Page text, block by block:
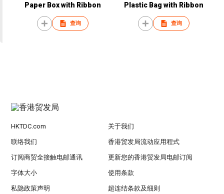
Paper Box with Ribbon
查询
Plastic Bag with Ribbon
查询
HKTDC.com 关于我们
联络我们 香港贸发局流动应用程式
订阅商贸全接触电邮通讯 更新您的香港贸发局电邮订阅
字体大小 使用条款
私隐政策声明 超连结条款及细则